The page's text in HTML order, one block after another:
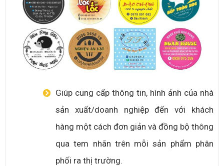
Giúp cung cấp thông tin, hình ảnh của nhà
sản xuất/doanh nghiệp đến với khách
hàng một cách đơn giản và đồng bộ thông
qua tem nhãn trên mỗi sản phẩm phân
phối ra thị trường.